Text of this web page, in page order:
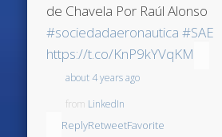
de Chavela Por Raúl Alonso
#sociedadaeronautica #SAE
https://t.co/KnP9kYVqKM
about 4 years ago
from LinkedIn
ReplyRetweetFavorite